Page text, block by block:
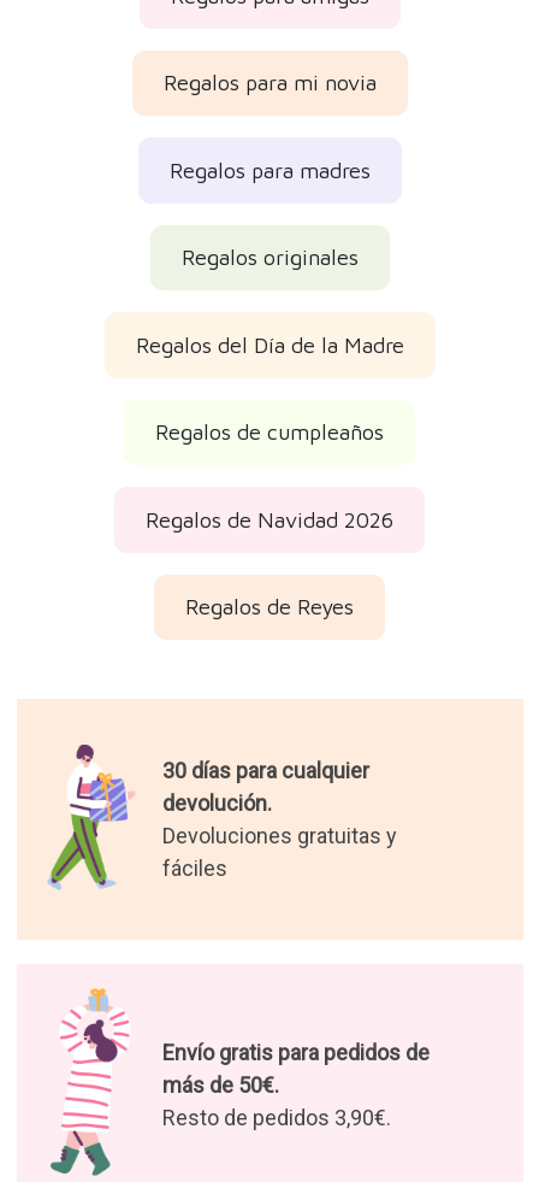
Regalos para mi novia
Regalos para madres
Regalos originales
Regalos del Día de la Madre
Regalos de cumpleaños
Regalos de Navidad 2026
Regalos de Reyes
30 días para cualquier
devolución.
Devoluciones gratuitas y
fáciles
Envío gratis para pedidos de
más de 50€.
Resto de pedidos 3,90€.